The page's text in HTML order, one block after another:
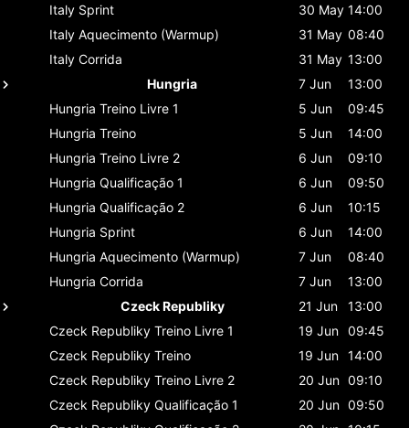
Italy Sprint 30 May 14:00
Italy Aquecimento (Warmup) 31 May 08:40
Italy Corrida 31 May 13:00
Hungria
7 Jun
13:00
Hungria Treino Livre 1 5 Jun
09:45
Hungria Treino 5 Jun
14:00
Hungria Treino Livre 2 6 Jun
09:10
Hungria Qualificação 1 6 Jun
09:50
Hungria Qualificação 2 6 Jun
10:15
Hungria Sprint 6 Jun
14:00
Hungria Aquecimento (Warmup) 7 Jun
08:40
Hungria Corrida 7 Jun
13:00
Czeck Republiky
21 Jun
13:00
Czeck Republiky Treino Livre 1 19 Jun 09:45
Czeck Republiky Treino 19 Jun 14:00
Czeck Republiky Treino Livre 2 20 Jun 09:10
Czeck Republiky Qualificação 1 20 Jun 09:50